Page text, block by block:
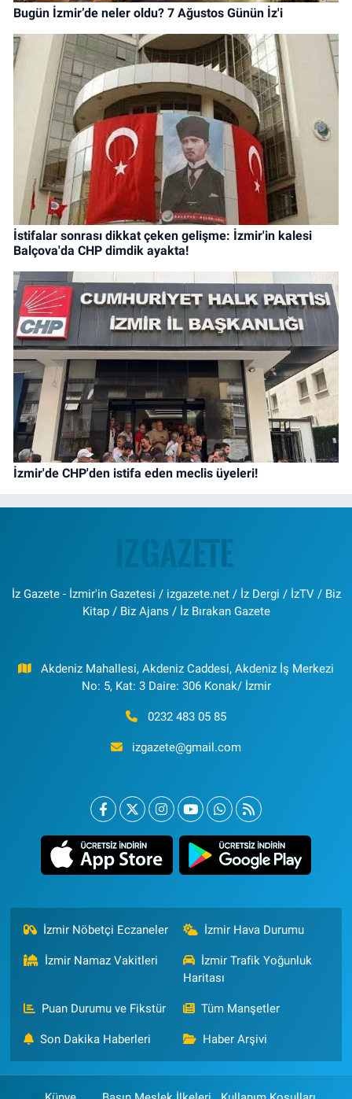
Bugün İzmir’de neler oldu? 7 Ağustos Günün İz'i
İstifalar sonrası dikkat çeken gelişme: İzmir'in kalesi
Balçova'da CHP dimdik ayakta!
İzmir'de CHP'den istifa eden meclis üyeleri!
İz Gazete - İzmir'in Gazetesi / izgazete.net / İz Dergi / İzTV / Biz
Kitap / Biz Ajans / İz Bırakan Gazete
Akdeniz Mahallesi, Akdeniz Caddesi, Akdeniz İş Merkezi
No: 5, Kat: 3 Daire: 306 Konak/ İzmir
0232 483 05 85
izgazete@gmail.com
İzmir Nöbetçi Eczaneler İzmir Hava Durumu
İzmir Namaz Vakitleri
İzmir Trafik Yoğunluk
Haritası
Puan Durumu ve Fikstür Tüm Manşetler
Son Dakika Haberleri Haber Arşivi